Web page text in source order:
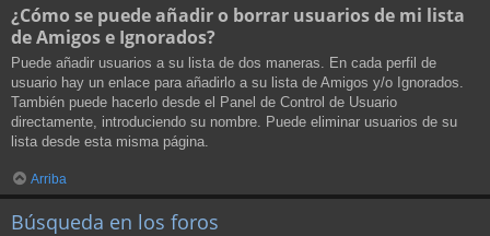
¿Cómo se puede añadir o borrar usuarios de mi lista
de Amigos e Ignorados?
Puede añadir usuarios a su lista de dos maneras. En cada perfil de
usuario hay un enlace para añadirlo a su lista de Amigos y/o Ignorados.
También puede hacerlo desde el Panel de Control de Usuario
directamente, introduciendo su nombre. Puede eliminar usuarios de su
lista desde esta misma página.
Arriba
Búsqueda en los foros